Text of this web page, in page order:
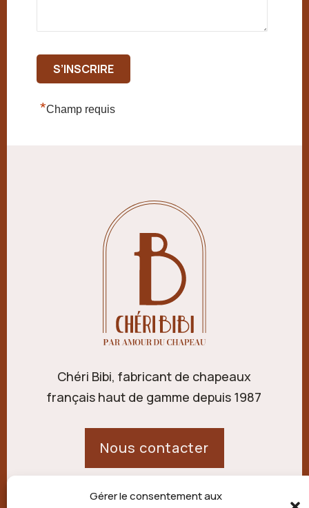
Gérer le consentement aux
*Champ requis
Chéri Bibi, fabricant de chapeaux
français haut de gamme depuis 1987
Nous contacter